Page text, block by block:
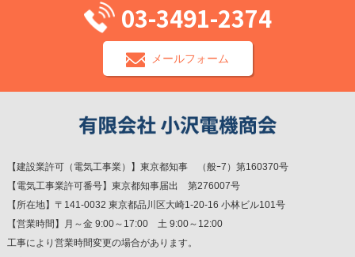
03-3491-2374
メールフォーム
【建設業許可（電気工事業）】東京都知事 （般ｰ7）第160370号
【電気工事業許可番号】東京都知事届出 第276007号
【所在地】〒141-0032 東京都品川区大崎1-20-16 小林ビル101号
【営業時間】月～金 9:00～17:00 土 9:00～12:00
工事により営業時間変更の場合があります。